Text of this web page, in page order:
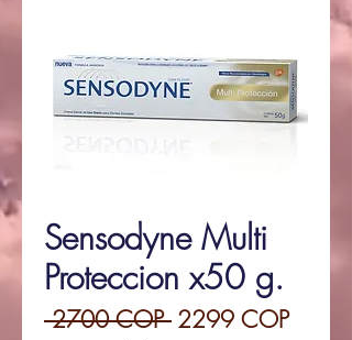
Sensodyne Multi
Proteccion x50 g.
2700 COP Precio
2299 COPPrecio